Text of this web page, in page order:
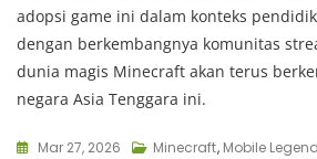
adopsi game ini dalam konteks
dengan berkembangnya komunitas
dunia magis Minecraft akan terus
negara Asia Tenggara ini.
Mar 27, 2026 Minecraft, Mobile Legend